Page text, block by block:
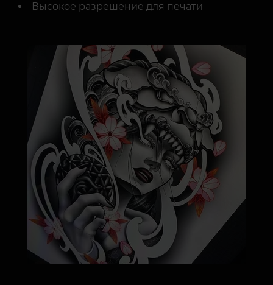
Высокое разрешение для печати